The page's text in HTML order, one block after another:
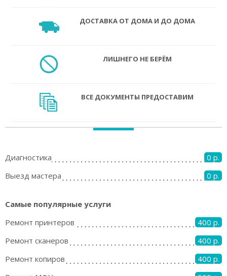
ДОСТАВКА ОТ ДОМА И ДО ДОМА
ЛИШНЕГО НЕ БЕРЁМ
ВСЕ ДОКУМЕНТЫ ПРЕДОСТАВИМ
Диагностика
0 р.
Выезд мастера
0 р.
Самые популярные услуги
Ремонт принтеров
400 р.
Ремонт сканеров
400 р.
Ремонт копиров
400 р.